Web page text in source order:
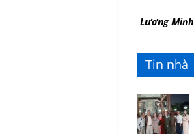
Lương Minh
Tin nhà